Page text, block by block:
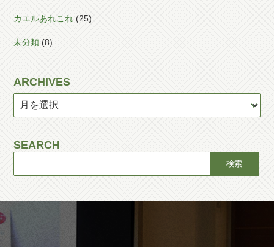
カエルあれこれ (25)
未分類 (8)
ARCHIVES
SEARCH